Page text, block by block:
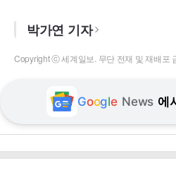
박가연 기자
Copyright ⓒ 세계일보. 무단 전재 및 재배포
Google News 에